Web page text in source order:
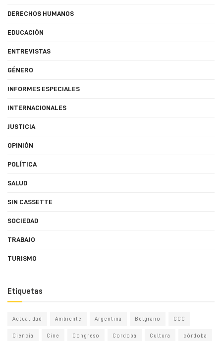
DERECHOS HUMANOS
EDUCACIÓN
ENTREVISTAS
GÉNERO
INFORMES ESPECIALES
INTERNACIONALES
JUSTICIA
OPINIÓN
POLÍTICA
SALUD
SIN CASSETTE
SOCIEDAD
TRABAJO
TURISMO
Etiquetas
Actualidad Ambiente Argentina Belgrano CCC
Ciencia Cine Congreso Cordoba Cultura córdoba